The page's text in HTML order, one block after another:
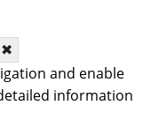
✖
and enable
information